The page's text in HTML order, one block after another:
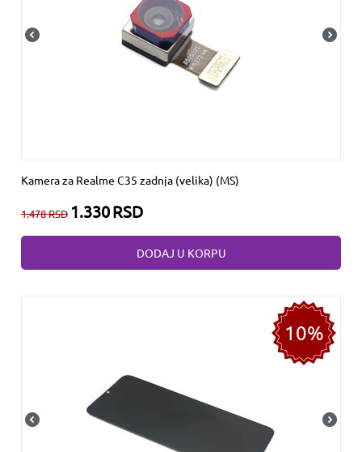
Kamera za Realme C35 zadnja (velika) (MS)
1.478RSD 1.330RSD
DODAJ U KORPU
10%